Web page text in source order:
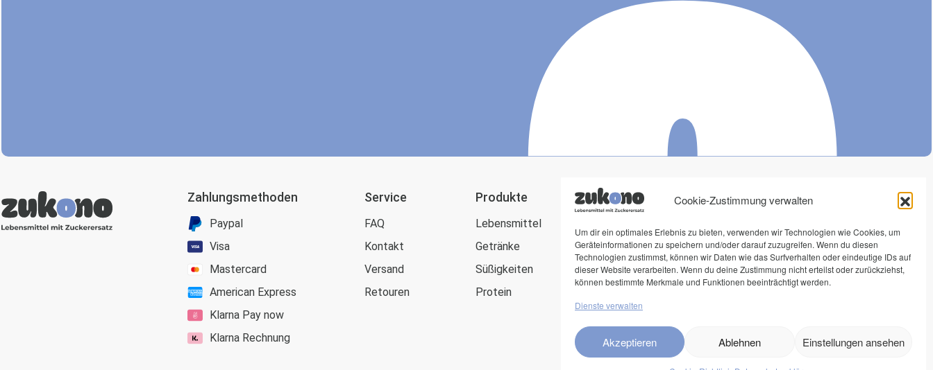
Cookie-Zustimmung verwalten
Um dir ein optimales Erlebnis zu bieten, verwenden wir Technologien wie Cookies, um
Geräteinformationen zu speichern und/oder darauf zuzugreifen. Wenn du diesen
Technologien zustimmst, können wir Daten wie das Surfverhalten oder eindeutige IDs auf
dieser Website verarbeiten. Wenn du deine Zustimmung nicht erteilst oder zurückziehst,
können bestimmte Merkmale und Funktionen beeinträchtigt werden.
Dienste verwalten
Akzeptieren Ablehnen Einstellungen ansehen
Zahlungsmethoden
Paypal
Visa
Mastercard
American Express
Klarna Pay now
Klarna Rechnung
Service
FAQ
Kontakt
Versand
Retouren
Produkte
Lebensmittel
Getränke
Süßigkeiten
Protein
zukono
Zuckerersätze
Kundenlogin
Rechtliches
Datenschutz
AGB
Social Media